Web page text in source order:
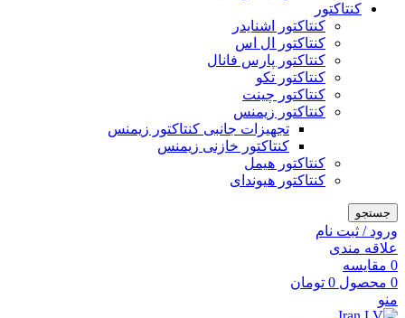
کنتاکتور
کنتاکتور اشنایدر
کنتاکتور ال اس
کنتاکتور پارس فانال
کنتاکتور تکو
کنتاکتور چینت
کنتاکتور زیمنس
تجهیزات جانبی کنتاکتور زیمنس
کنتاکتور خازنی زیمنس
کنتاکتور هیمل
کنتاکتور هیوندای
جستجو
ورود / ثبت نام
علاقه مندی
0 مقایسه
0 محصول 0 تومان
منو